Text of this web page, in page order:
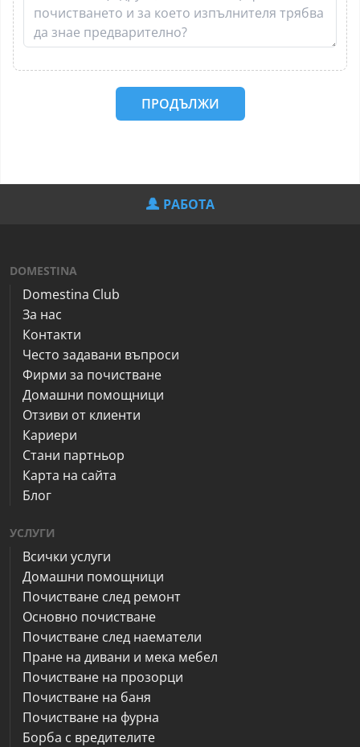
ПРОДЪЛЖИ
РАБОТА
DOMESTINA
Domestina Club
За нас
Контакти
Често задавани въпроси
Фирми за почистване
Домашни помощници
Отзиви от клиенти
Кариери
Стани партньор
Карта на сайта
Блог
УСЛУГИ
Всички услуги
Домашни помощници
Почистване след ремонт
Основно почистване
Почистване след наематели
Пране на дивани и мека мебел
Почистване на прозорци
Почистване на баня
Почистване на фурна
Борба с вредителите